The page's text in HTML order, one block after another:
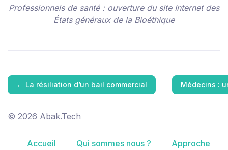
Professionnels de santé : ouverture du site Internet des
États généraux de la Bioéthique
← La résiliation d’un bail commercial Médecins :
© 2026 Abak.Tech
Accueil Qui sommes nous ? Approche